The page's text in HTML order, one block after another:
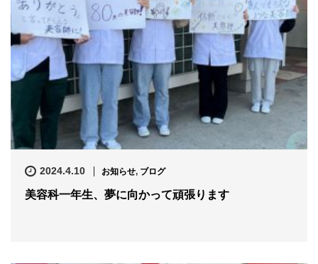
2024.4.10 お知らせ, ブログ
美容科一年生、夢に向かって頑張ります